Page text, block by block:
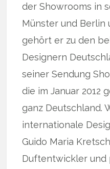
der Showrooms in
Münster und Berlin
gehört er zu den
Designern
seiner Sendung
die im Januar 2012
ganz Deutschland.
internationale
Guido Maria
Duftentwickler